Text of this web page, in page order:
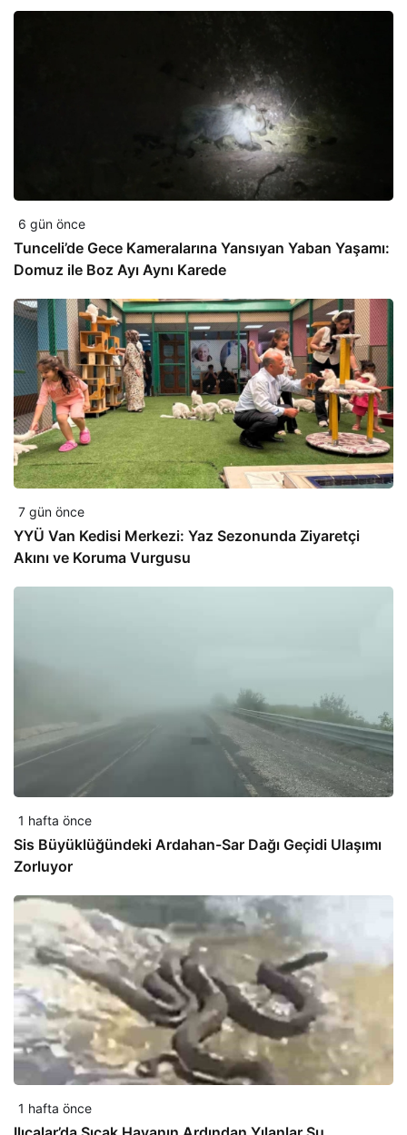
6 gün önce
Tunceli’de Gece Kameralarına Yansıyan Yaban Yaşamı:
Domuz ile Boz Ayı Aynı Karede
7 gün önce
YYÜ Van Kedisi Merkezi: Yaz Sezonunda Ziyaretçi
Akını ve Koruma Vurgusu
1 hafta önce
Sis Büyüklüğündeki Ardahan-Sar Dağı Geçidi Ulaşımı
Zorluyor
1 hafta önce